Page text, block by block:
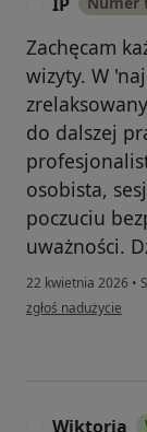
Zachęcam
wizyty. W
do dalszej
osobista,
poczuciu
uważności.
22 kwietnia 2026 •
w opinii użytkownika
zgłoś nadużycie
Wiktoria